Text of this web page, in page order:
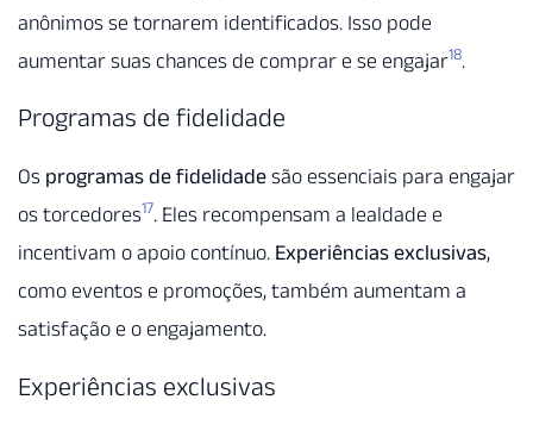
anônimos se tornarem identificados. Isso pode
aumentar suas chances de comprar e se engajar18.
Programas de fidelidade
Os programas de fidelidade são essenciais para engajar
os torcedores17. Eles recompensam a lealdade e
incentivam o apoio contínuo. Experiências exclusivas,
como eventos e promoções, também aumentam a
satisfação e o engajamento.
Experiências exclusivas